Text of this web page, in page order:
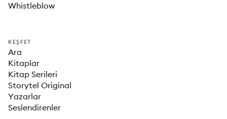
Whistleblow
KEŞFET
Ara
Kitaplar
Kitap Serileri
Storytel Original
Yazarlar
Seslendirenler